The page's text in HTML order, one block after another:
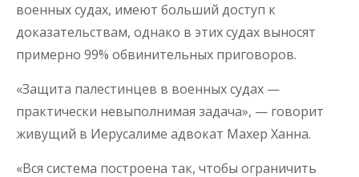
военных судах, имеют больший доступ к
доказательствам, однако в этих судах выносят
примерно 99% обвинительных приговоров.
«Защита палестинцев в военных судах —
практически невыполнимая задача», — говорит
живущий в Иерусалиме адвокат Махер Ханна.
«Вся система построена так, чтобы ограничить